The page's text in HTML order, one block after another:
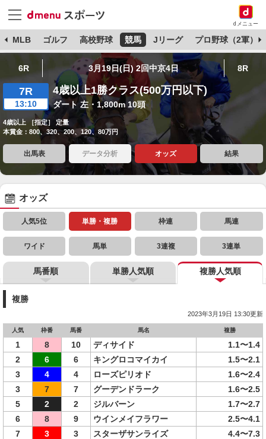
dメニュー
MLB ゴルフ 高校野球 競馬 Jリーグ プロ野球（2軍）
6R 3月19日(日) 2回中京4日 8R
7R
13:10
4歳以上1勝クラス(500万円以下)
ダート 左・1,800m 10頭
4歳以上 ［指定］ 定量
本賞金：800、320、200、120、80万円
出馬表 データ分析 オッズ 結果
オッズ
人気5位 単勝・複勝 枠連 馬連
ワイド 馬単 3連複 3連単
馬番順 単勝人気順 複勝人気順
複勝
2023年3月19日 13:30更新
人気 枠番 馬番 馬名 複勝
1 8 10 ディサイド
1.1〜1.4
2
6 6 キングロコマイカイ
1.5〜2.1
3
4 4 ローズピリオド
1.6〜2.4
3
7 7 グーデンドラーク
1.6〜2.5
5
2 2 ジルバーン
1.7〜2.7
6
8 9 ウインメイフラワー
2.5〜4.1
7
3 3 スターザサンライズ
4.4〜7.3